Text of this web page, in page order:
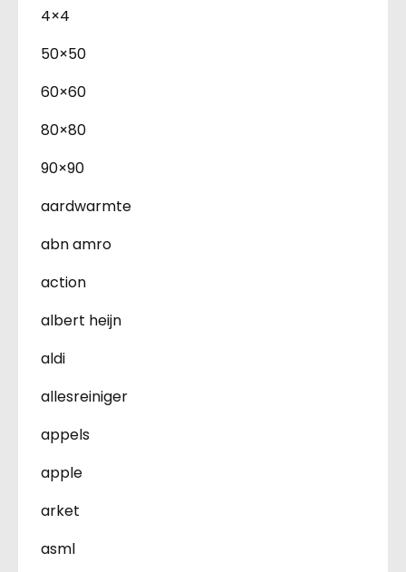
4×4
50×50
60×60
80×80
90×90
aardwarmte
abn amro
action
albert heijn
aldi
allesreiniger
appels
apple
arket
asml